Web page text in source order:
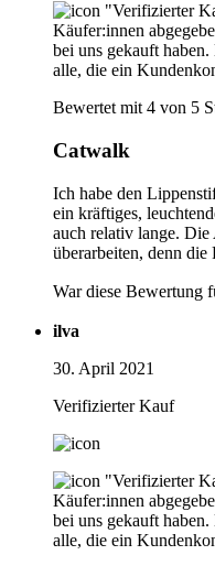
"Verifizierter
Käufer:innen
bei uns gekauft
alle, die ein
Bewertet mit 4 von 5
Catwalk
Ich habe den
ein kräftiges,
auch relativ lange.
überarbeiten, denn die
War diese Bewertung
ilva
30. April 2021
Verifizierter Kauf
"Verifizierter
Käufer:innen
bei uns gekauft
alle, die ein